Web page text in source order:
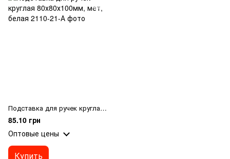
Подставка для ручек круглая 80х80х100мм, мет, белая
85.10 грн
Оптовые цены
Купить